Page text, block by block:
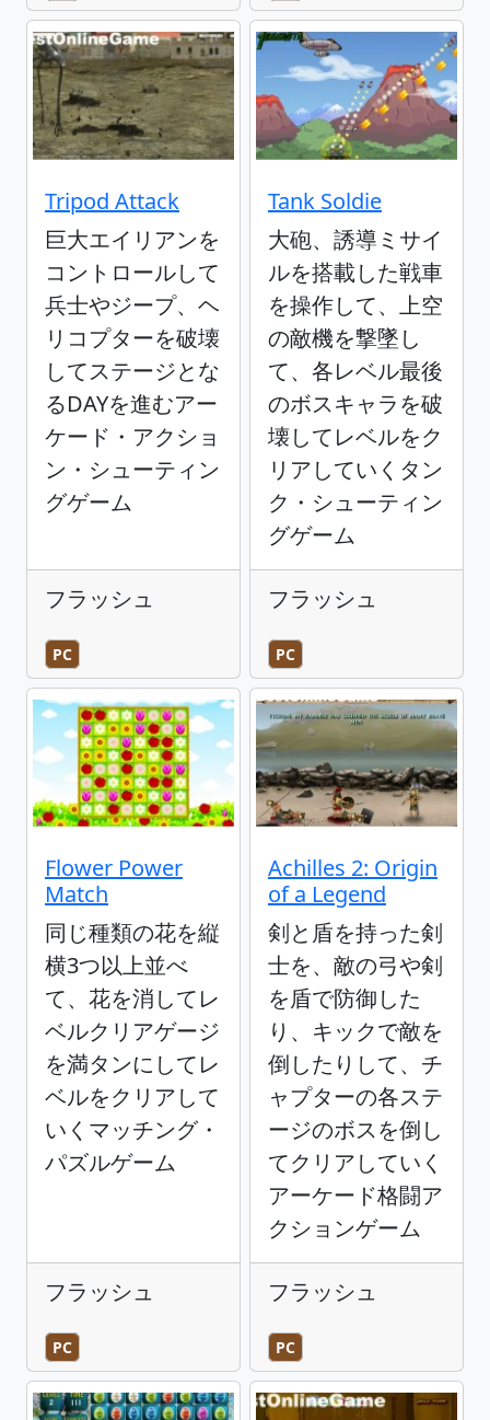
Tripod Attack
巨大エイリアンを
コントロールして
兵士やジープ、ヘ
リコプターを破壊
してステージとな
るDAYを進むアー
ケード・アクショ
ン・シューティン
グゲーム
フラッシュ
PC
Tank Soldie
大砲、誘導ミサイ
ルを搭載した戦車
を操作して、上空
の敵機を撃墜し
て、各レベル最後
のボスキャラを破
壊してレベルをク
リアしていくタン
ク・シューティン
グゲーム
フラッシュ
PC
Flower Power
Match
同じ種類の花を縦
横3つ以上並べ
て、花を消してレ
ベルクリアゲージ
を満タンにしてレ
ベルをクリアして
いくマッチング・
パズルゲーム
フラッシュ
PC
Achilles 2: Origin
of a Legend
剣と盾を持った剣
士を、敵の弓や剣
を盾で防御した
り、キックで敵を
倒したりして、チ
ャプターの各ステ
ージのボスを倒し
てクリアしていく
アーケード格闘ア
クションゲーム
フラッシュ
PC